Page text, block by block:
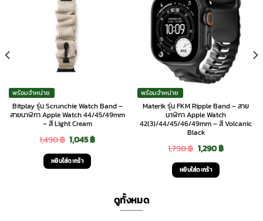
พร้อมจำหน่าย
Bitplay รุ่น Scrunchie Watch Band –
สายนาฬิกา Apple Watch 44/45/49mm
– สี Light Cream
1,490฿ Original
price
was:
1,045฿Current
หยิบใส่ตะกร้า
พร้อมจำหน่าย
Materik รุ่น FKM Ripple Band – สาย
นาฬิกา Apple Watch
42(3)/44/45/46/49mm – สี Volcanic
Black
1,790฿ Original
price
was:
1,290฿Current
หยิบใส่ตะกร้า
ดูทั้งหมด